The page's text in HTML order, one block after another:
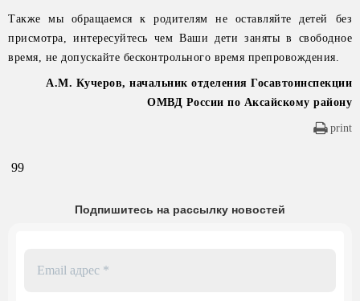
Также мы обращаемся к родителям не оставляйте детей без
присмотра, интересуйтесь чем Ваши дети заняты в свободное
время, не допускайте бесконтрольного время препровождения.
А.М. Кучеров, начальник отделения Госавтоинспекции
ОМВД России по Аксайскому району
print
99
Подпишитесь на рассылку новостей